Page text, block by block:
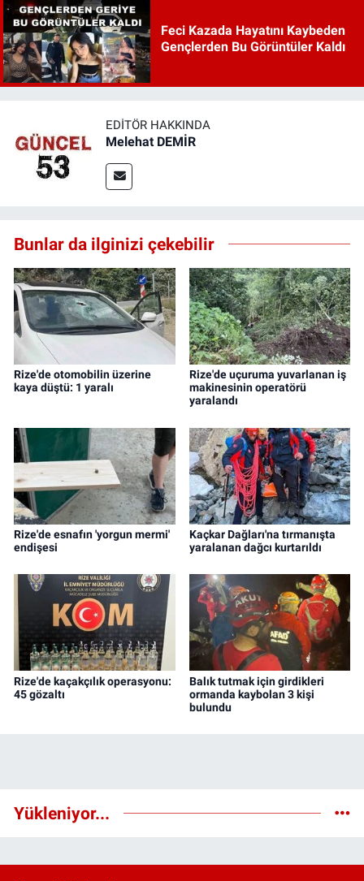
Feci Kazada Hayatını Kaybeden
Gençlerden Bu Görüntüler Kaldı
EDITÖR HAKKINDA
Melehat DEMİR
Bunlar da ilginizi çekebilir
Rize'de otomobilin üzerine
kaya düştü: 1 yaralı
Rize'de uçuruma yuvarlanan iş
makinesinin operatörü
yaralandı
Rize'de esnafın 'yorgun mermi'
endişesi
Kaçkar Dağları'na tırmanışta
yaralanan dağcı kurtarıldı
Rize'de kaçakçılık operasyonu:
45 gözaltı
Balık tutmak için girdikleri
ormanda kaybolan 3 kişi
bulundu
Yükleniyor...